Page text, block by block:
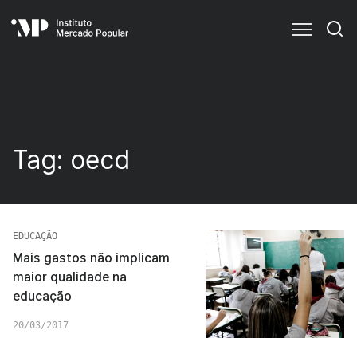
Tag: oecd
EDUCAÇÃO
Mais gastos não implicam
maior qualidade na
educação
20/03/2017